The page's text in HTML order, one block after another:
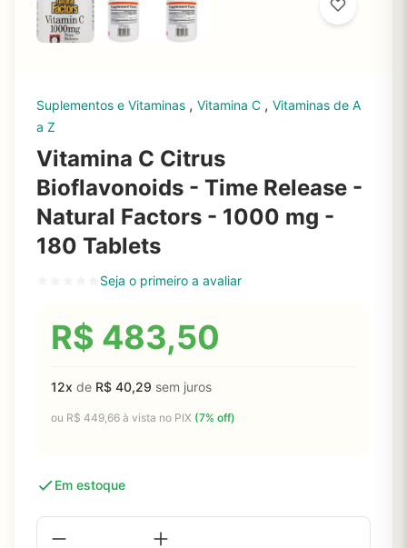
Suplementos e Vitaminas , Vitamina C , Vitaminas de A
a Z
Vitamina C Citrus
Bioflavonoids - Time Release -
Natural Factors - 1000 mg -
180 Tablets
Seja o primeiro a avaliar
R$ 483,50
12x de R$ 40,29 sem juros
ou R$ 449,66 à vista no PIX (7% off)
Em estoque